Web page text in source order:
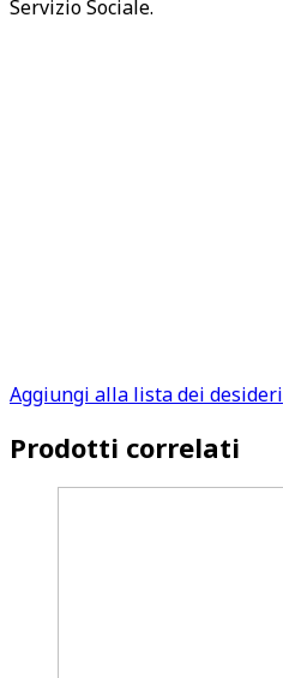
Servizio Sociale.
Aggiungi alla lista dei desideri
Prodotti correlati